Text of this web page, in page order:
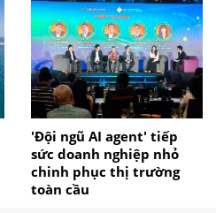
'Đội ngũ AI agent' tiếp
sức doanh nghiệp nhỏ
chinh phục thị trường
toàn cầu